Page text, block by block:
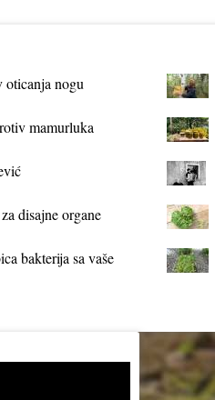
nogu
mamurluka
disajne organe
bakterija sa vaše